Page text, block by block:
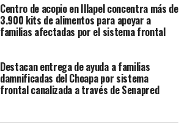
Centro de acopio en Illapel concentra más de
3.900 kits de alimentos para apoyar a
familias afectadas por el sistema frontal
Destacan entrega de ayuda a familias
damnificadas del Choapa por sistema
frontal canalizada a través de Senapred